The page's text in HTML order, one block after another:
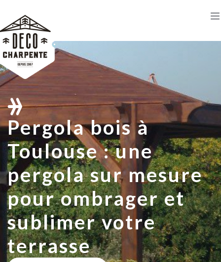
contenu
Pergola bois à
Toulouse : une
pergola sur mesure
pour ombrager et
sublimer votre
terrasse